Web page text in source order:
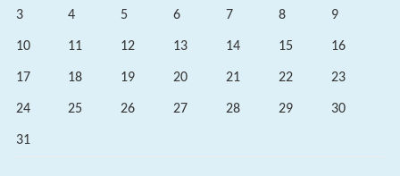
3 4 5 6 7 8 9
10 11 12 13 14 15 16
17 18 19 20 21 22 23
24 25 26 27 28 29 30
31